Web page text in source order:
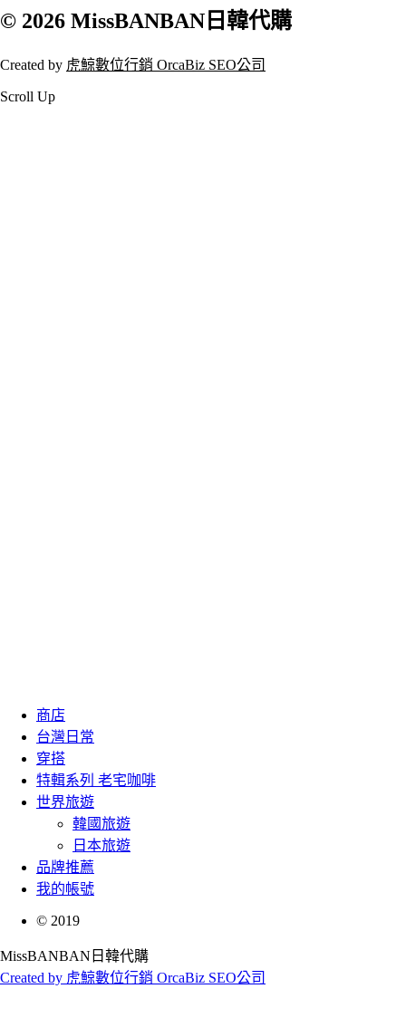
© 2026 MissBANBAN日韓代購
Created by 虎鯨數位行銷 OrcaBiz SEO公司
Scroll Up
商店
台灣日常
穿搭
特輯系列 老宅咖啡
世界旅遊
韓國旅遊
日本旅遊
品牌推薦
我的帳號
© 2019
MissBANBAN日韓代購
Created by 虎鯨數位行銷 OrcaBiz SEO公司